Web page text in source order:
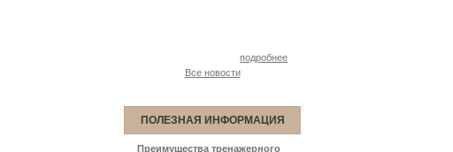
подробнее
Все новости
ПОЛЕЗНАЯ ИНФОРМАЦИЯ
Преимущества тренажерного